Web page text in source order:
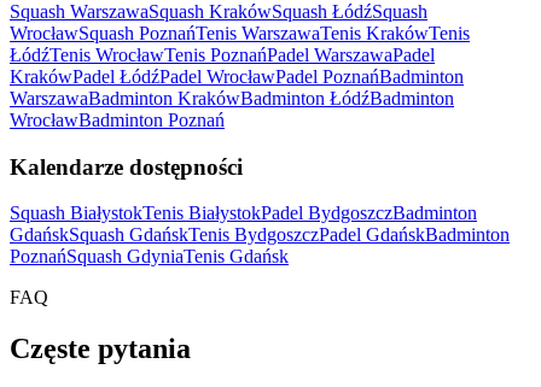
Squash WarszawaSquash KrakówSquash ŁódźSquash
WrocławSquash PoznańTenis WarszawaTenis KrakówTenis
ŁódźTenis WrocławTenis PoznańPadel WarszawaPadel
KrakówPadel ŁódźPadel WrocławPadel PoznańBadminton
WarszawaBadminton KrakówBadminton ŁódźBadminton
WrocławBadminton Poznań
Kalendarze dostępności
Squash BiałystokTenis BiałystokPadel BydgoszczBadminton
GdańskSquash GdańskTenis BydgoszczPadel GdańskBadminton
PoznańSquash GdyniaTenis Gdańsk
FAQ
Częste pytania